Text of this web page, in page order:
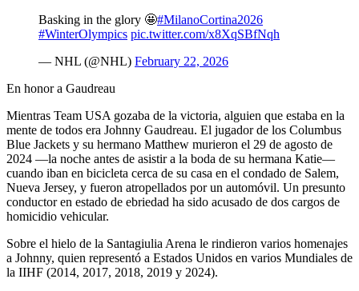
Basking in the glory 🤩#MilanoCortina2026
#WinterOlympics pic.twitter.com/x8XqSBfNqh
— NHL (@NHL) February 22, 2026
En honor a Gaudreau
Mientras Team USA gozaba de la victoria, alguien que estaba en la
mente de todos era Johnny Gaudreau. El jugador de los Columbus
Blue Jackets y su hermano Matthew murieron el 29 de agosto de
2024 —la noche antes de asistir a la boda de su hermana Katie—
cuando iban en bicicleta cerca de su casa en el condado de Salem,
Nueva Jersey, y fueron atropellados por un automóvil. Un presunto
conductor en estado de ebriedad ha sido acusado de dos cargos de
homicidio vehicular.
Sobre el hielo de la Santagiulia Arena le rindieron varios homenajes
a Johnny, quien representó a Estados Unidos en varios Mundiales de
la IIHF (2014, 2017, 2018, 2019 y 2024).